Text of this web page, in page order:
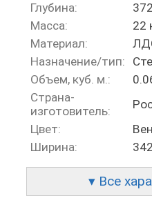
Глубина:
Масса:
22
Материал:
Назначение/тип:
Объем, куб. м.:
Страна-
изготовитель:
Цвет:
Ширина:
▾ Все